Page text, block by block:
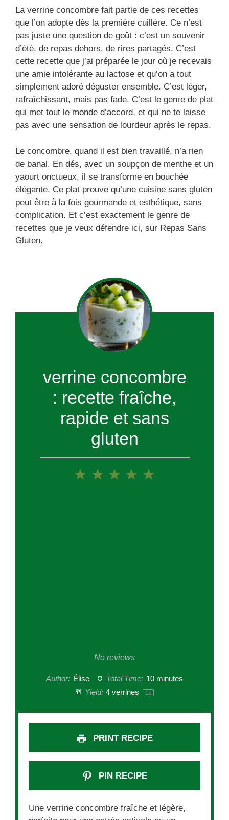
La verrine concombre fait partie de ces recettes
que l’on adopte dès la première cuillère. Ce n’est
pas juste une question de goût : c’est un souvenir
d’été, de repas dehors, de rires partagés. C’est
cette recette que j’ai préparée le jour où je recevais
une amie intolérante au lactose et qu’on a tout
simplement adoré déguster ensemble. C’est léger,
rafraîchissant, mais pas fade. C’est le genre de plat
qui met tout le monde d’accord, et qui ne te laisse
pas avec une sensation de lourdeur après le repas.
Le concombre, quand il est bien travaillé, n’a rien
de banal. En dés, avec un soupçon de menthe et un
yaourt onctueux, il se transforme en bouchée
élégante. Ce plat prouve qu’une cuisine sans gluten
peut être à la fois gourmande et esthétique, sans
complication. Et c’est exactement le genre de
recettes que je veux défendre ici, sur Repas Sans
Gluten.
verrine concombre
: recette fraîche,
rapide et sans
gluten
5
4
3
2
1
No reviews
Author: Élise Total Time: 10 minutes
Yield: 4 verrines 1x
PRINT RECIPE
PIN RECIPE
Une verrine concombre fraîche et légère,